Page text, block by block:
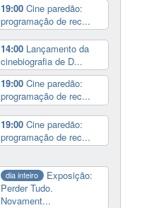
19:00 Cine paredão:
programação de rec...
14:00 Lançamento da
cinebiografia de D...
19:00 Cine paredão:
programação de rec...
19:00 Cine paredão:
programação de rec...
dia inteiro
Exposição:
Perder Tudo.
Novament...